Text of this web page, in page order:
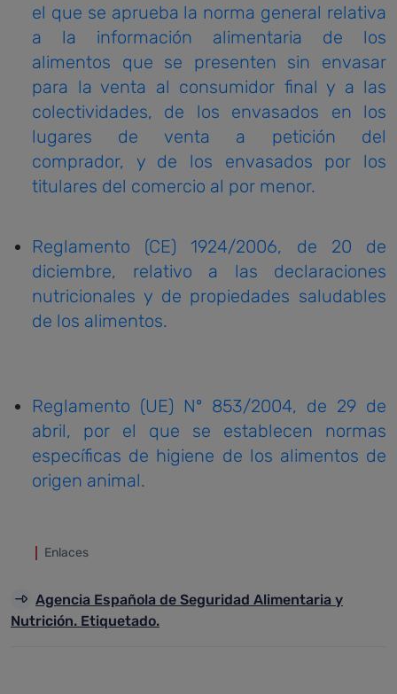
el que se aprueba la norma general relativa
a la información alimentaria de los
alimentos que se presenten sin envasar
para la venta al consumidor final y a las
colectividades, de los envasados en los
lugares de venta a petición del
comprador, y de los envasados por los
titulares del comercio al por menor.
Reglamento (CE) 1924/2006, de 20 de
diciembre, relativo a las declaraciones
nutricionales y de propiedades saludables
de los alimentos.
Reglamento (UE) Nº 853/2004, de 29 de
abril, por el que se establecen normas
específicas de higiene de los alimentos de
origen animal.
Enlaces
Agencia Española de Seguridad Alimentaria y
Nutrición. Etiquetado.